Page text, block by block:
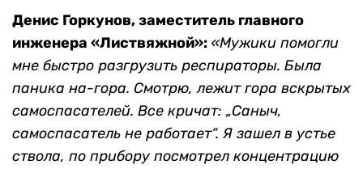
Денис Горкунов, заместитель главного
инженера «Листвяжной»: «Мужики помогли
мне быстро разгрузить респираторы. Была
паника на-гора. Смотрю, лежит гора вскрытых
самоспасателей. Все кричат: „Саныч,
самоспасатель не работает“. Я зашел в устье
ствола, по прибору посмотрел концентрацию